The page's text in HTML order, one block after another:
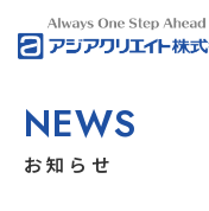
NEWS
お知らせ